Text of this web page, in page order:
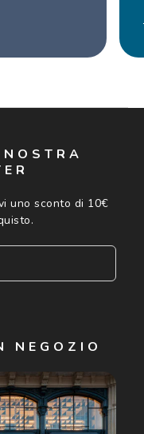
uno sconto di 10€
più di 16 anni e
da parte di
speciali, novità
(consultare
informazioni).
NEGOZIO